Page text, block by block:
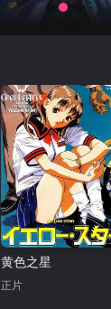
天使之心
第50集完结